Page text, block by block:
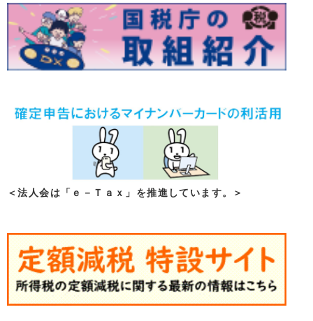
＜法人会は「ｅ－Ｔａｘ」を推進しています。＞